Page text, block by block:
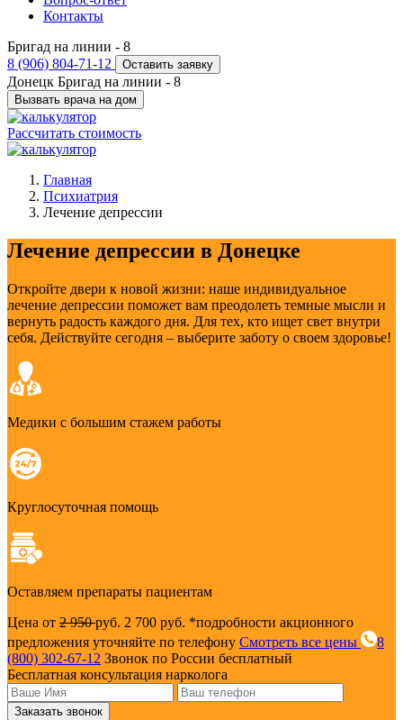
Контакты
Бригад на линии - 8
8 (906) 804-71-12
Оставить заявку
Донецк Бригад на линии - 8
Вызвать врача на дом
Рассчитать стоимость
Главная
Психиатрия
Лечение депрессии
Лечение депрессии в Донецке
Откройте двери к новой жизни: наше индивидуальное
лечение депрессии поможет вам преодолеть темные мысли и
вернуть радость каждого дня. Для тех, кто ищет свет внутри
себя. Действуйте сегодня – выберите заботу о своем здоровье!
Медики с большим стажем работы
Круглосуточная помощь
Оставляем препараты пациентам
Цена от 2 950руб. 2 700 руб. *подробности акционного
предложения уточняйте по телефону Смотреть все цены
8
(800) 302-67-12 Звонок по России бесплатный
Бесплатная консультация нарколога
Заказать звонок